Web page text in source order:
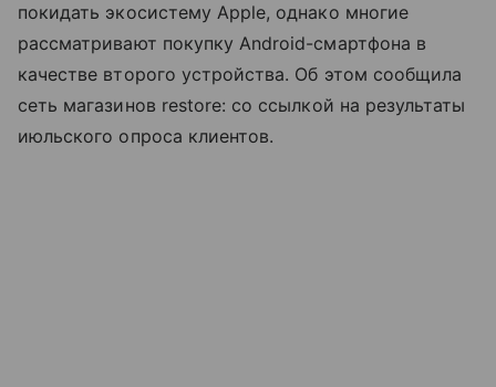
покидать экосистему Apple, однако многие
рассматривают покупку Android-смартфона в
качестве второго устройства. Об этом сообщила
сеть магазинов restore: со ссылкой на результаты
июльского опроса клиентов.